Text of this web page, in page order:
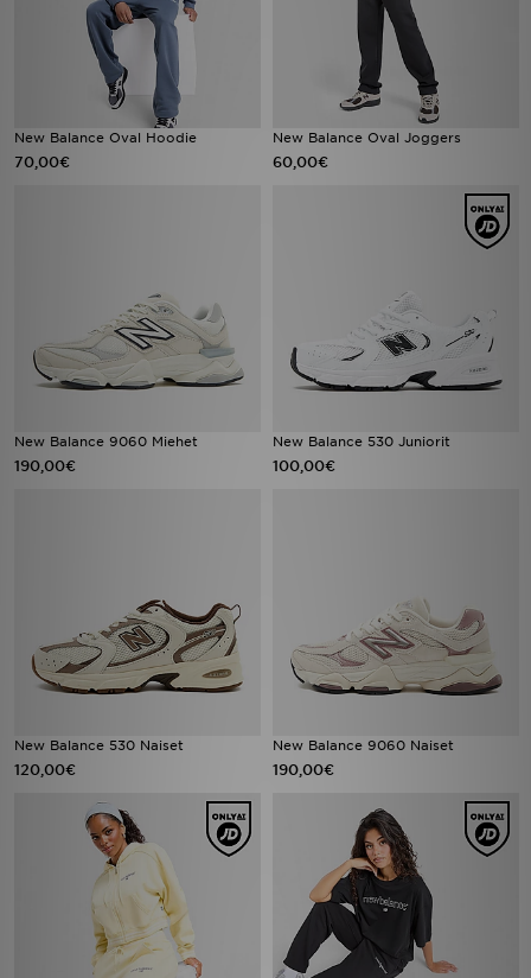
New Balance Oval Hoodie
70,00€
New Balance Oval Joggers
60,00€
New Balance 9060 Miehet
190,00€
New Balance 530 Juniorit
100,00€
New Balance 530 Naiset
120,00€
New Balance 9060 Naiset
190,00€